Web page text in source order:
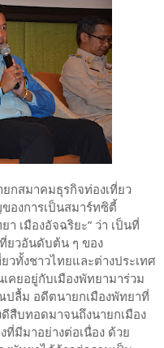
สมาคมธุรกิจท่องเที่ยว
องการเป็นสมาร์ทซิตี้
า เมืองอัจฉริยะ” ว่า เป็นที่
ที่ยวอันดับต้น ๆ ของ
วทั้งชาวไทยและต่างประเทศ
คยอยู่กับเมืองพัทยามาร่วม
ลื้ม อดีตนายกเมืองพัทยาที่
สืบทอดมาจนถึงนายกเมือง
ที่มีมาอย่างต่อเนื่อง ด้วย